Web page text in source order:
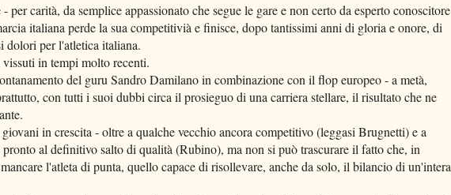
per carità, da semplice appassionato che segue le gare e non certo da esperto conoscitore
italiana perde la sua competitivià e finisce, dopo tantissimi anni di gloria e onore, di
dolori per l'atletica italiana.
in tempi molto recenti.
del guru Sandro Damilano in combinazione con il flop europeo - a metà,
con tutti i suoi dubbi circa il prosieguo di una carriera stellare, il risultato che ne
in crescita - oltre a qualche vecchio ancora competitivo (leggasi Brugnetti) e a
al definitivo salto di qualità (Rubino), ma non si può trascurare il fatto che, in
l'atleta di punta, quello capace di risollevare, anche da solo, il bilancio di un'intera